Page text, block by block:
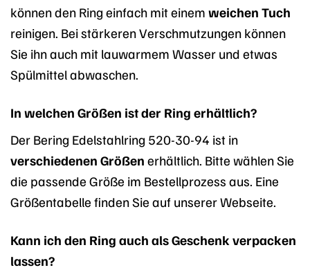
können den Ring einfach mit einem weichen Tuch
reinigen. Bei stärkeren Verschmutzungen können
Sie ihn auch mit lauwarmem Wasser und etwas
Spülmittel abwaschen.
In welchen Größen ist der Ring erhältlich?
Der Bering Edelstahlring 520-30-94 ist in
verschiedenen Größen erhältlich. Bitte wählen Sie
die passende Größe im Bestellprozess aus. Eine
Größentabelle finden Sie auf unserer Webseite.
Kann ich den Ring auch als Geschenk verpacken
lassen?